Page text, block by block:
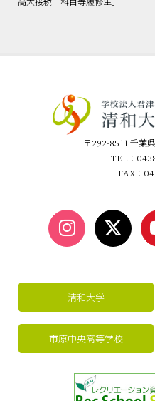
〒292-8511 千葉
TEL：
FAX：
清和大学
市原中央高等学校